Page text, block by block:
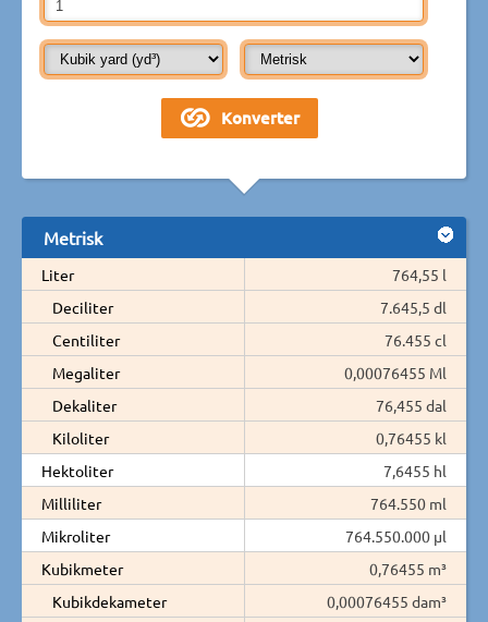
Metrisk
Liter
764,55 l
Deciliter
7.645,5 dl
Centiliter
76.455 cl
Megaliter
0,00076455 Ml
Dekaliter
76,455 dal
Kiloliter
0,76455 kl
Hektoliter
7,6455 hl
Milliliter
764.550 ml
Mikroliter
764.550.000 µl
Kubikmeter
0,76455 m³
Kubikdekameter
0,00076455 dam³